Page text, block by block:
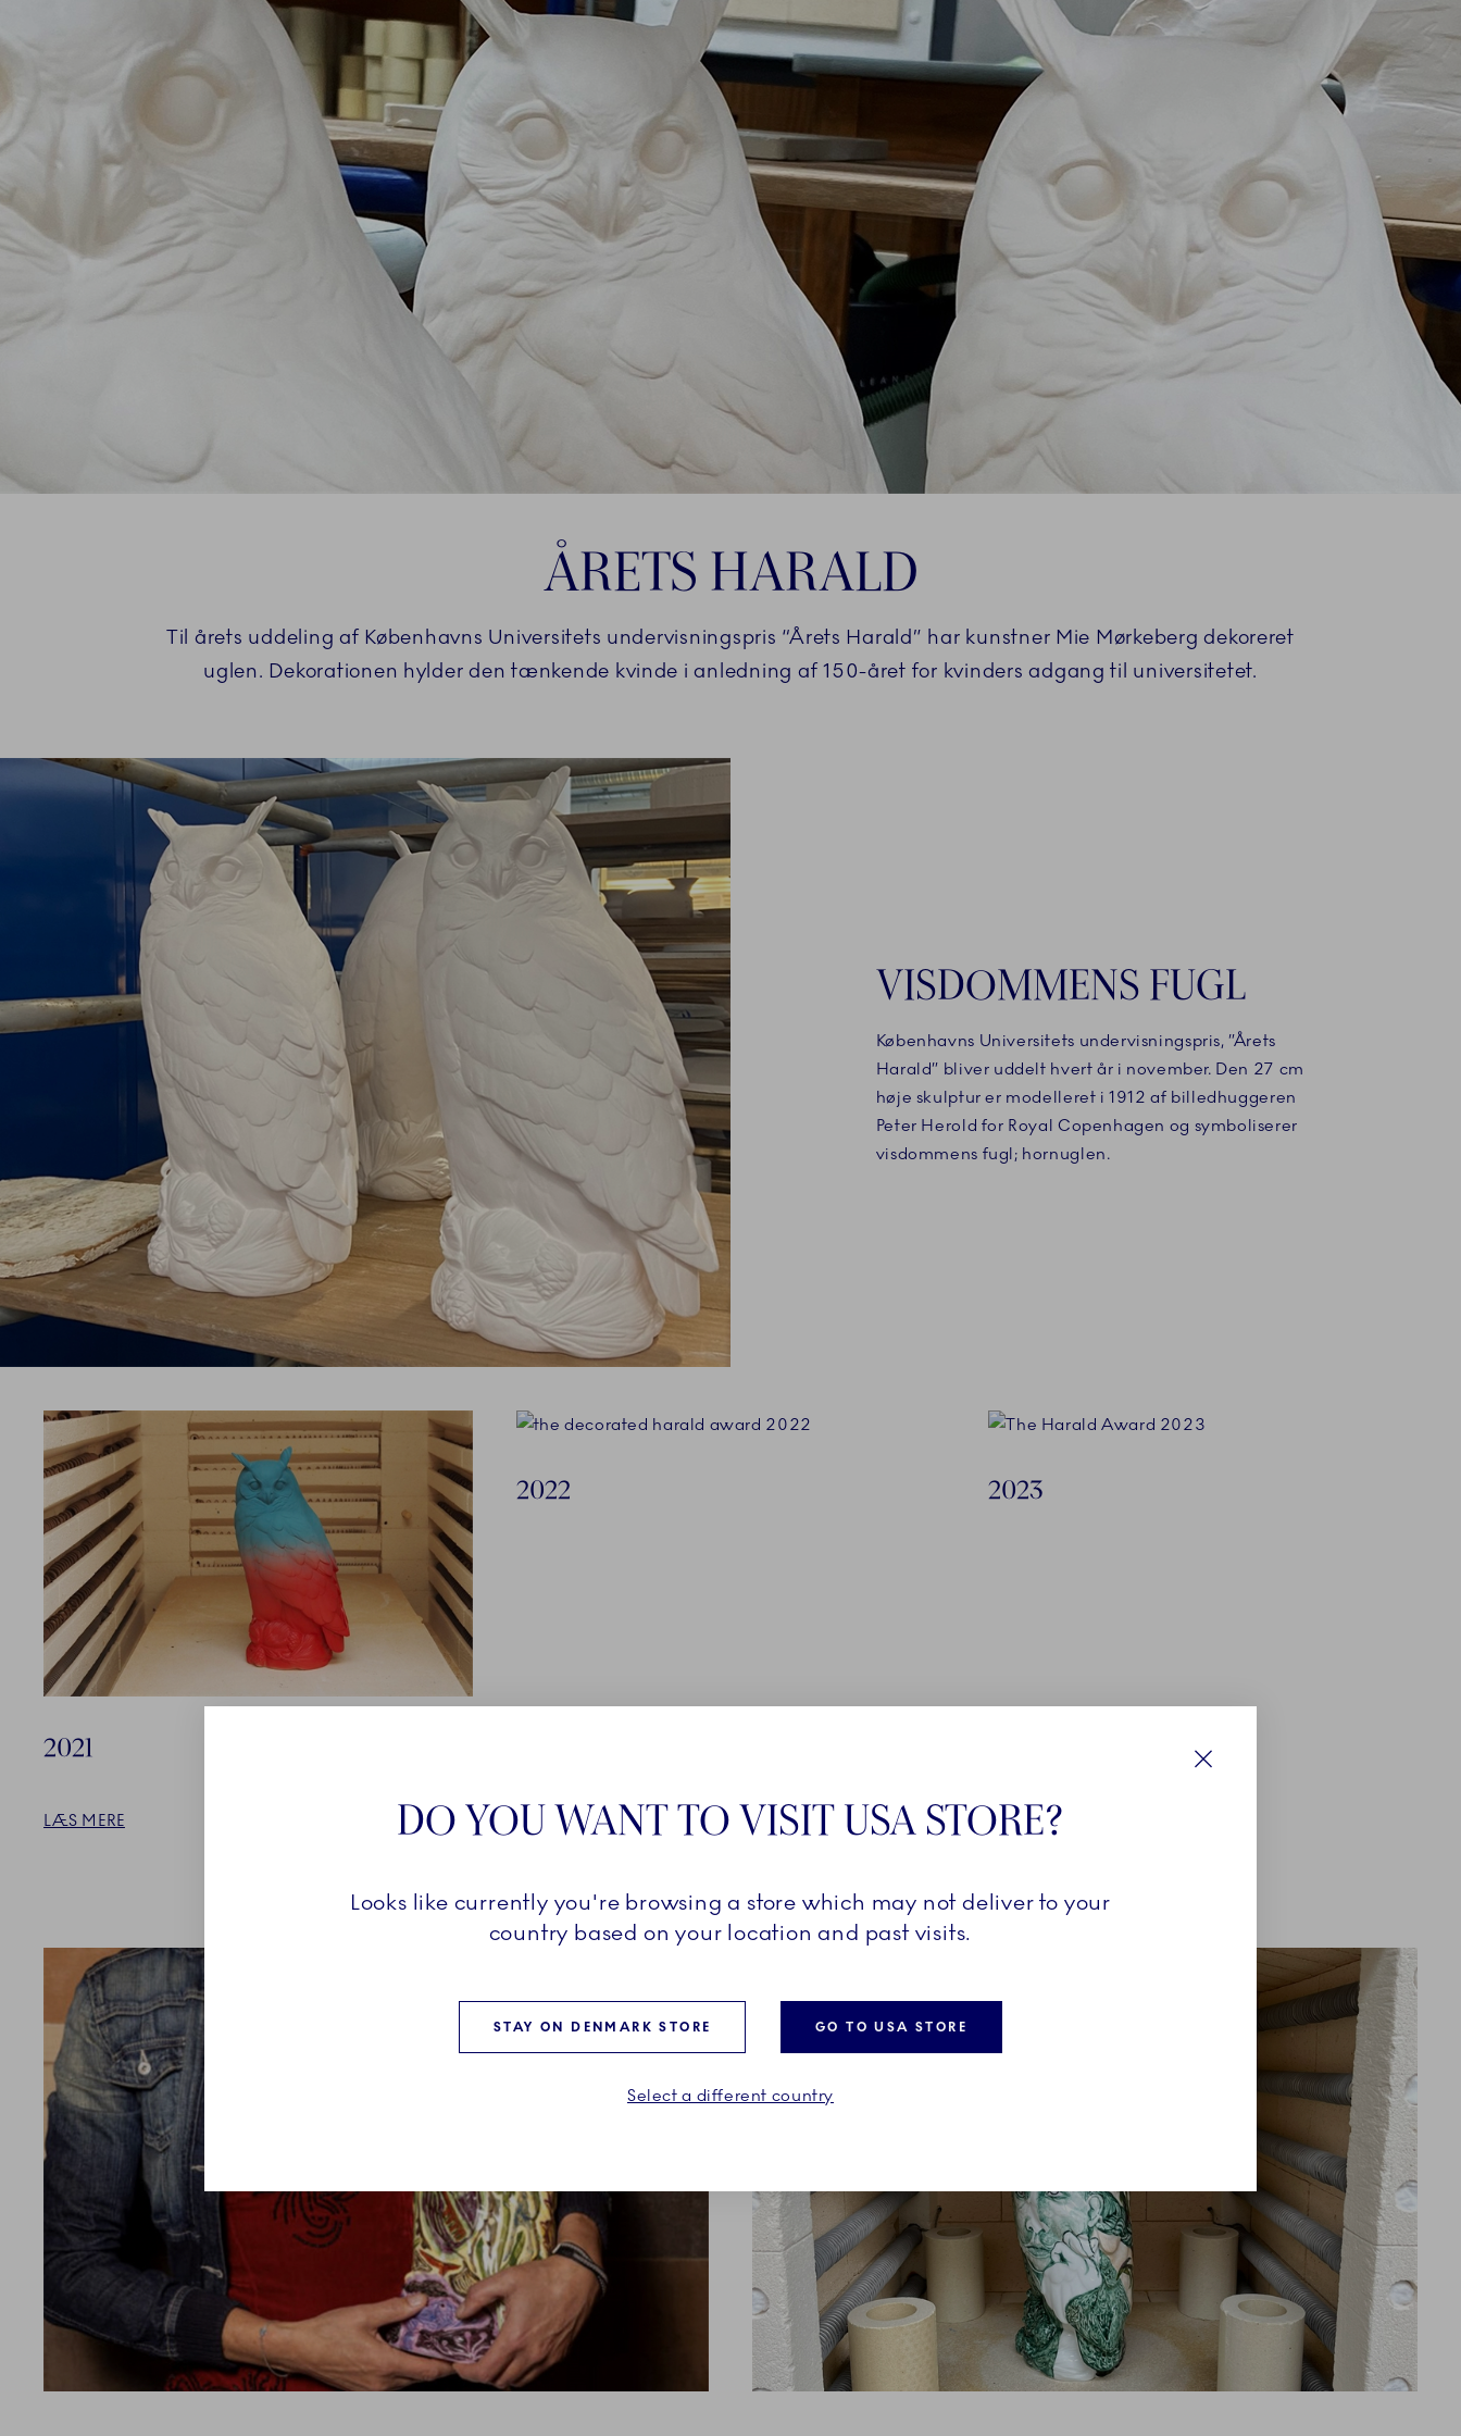
ÅRETS HARALD
Til årets uddeling af Københavns Universitets undervisningspris “Årets Harald” har kunstner Mie Mørkeberg dekoreret
uglen. Dekorationen hylder den tænkende kvinde i anledning af 150-året for kvinders adgang til universitetet.
VISDOMMENS FUGL
Københavns Universitets undervisningspris, ”Årets
Harald” bliver uddelt hvert år i november. Den 27 cm
høje skulptur er modelleret i 1912 af billedhuggeren
Peter Herold for Royal Copenhagen og symboliserer
visdommens fugl; hornuglen.
2021
LÆS MERE
2022
LÆS MERE
2023
LÆS MERE
DO YOU WANT TO VISIT USA STORE?
Looks like currently you're browsing a store which may not deliver to your
country based on your location and past visits.
STAY ON DENMARK STORE GO TO USA STORE
Select a different country